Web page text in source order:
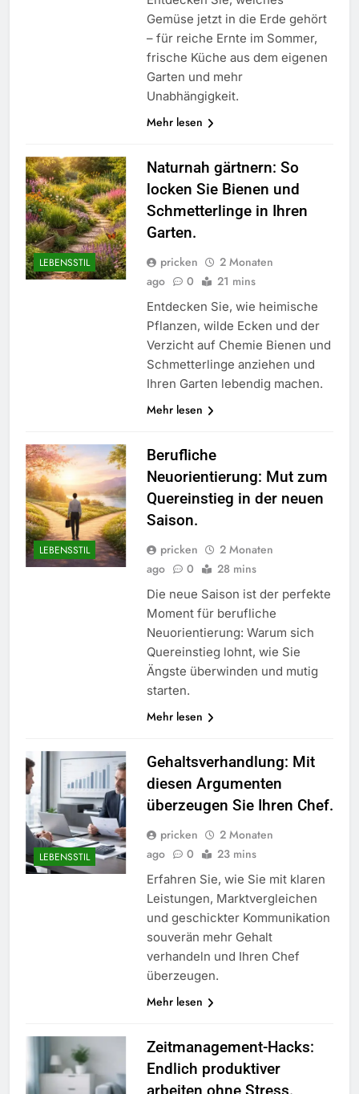
Gemüse jetzt in die Erde gehört
– für reiche Ernte im Sommer,
frische Küche aus dem eigenen
Garten und mehr
Unabhängigkeit.
Mehr lesen
LEBENSSTIL
Naturnah gärtnern: So
locken Sie Bienen und
Schmetterlinge in Ihren
Garten.
pricken
2 Monaten
ago
0 21 mins
Entdecken Sie, wie heimische
Pflanzen, wilde Ecken und der
Verzicht auf Chemie Bienen und
Schmetterlinge anziehen und
Ihren Garten lebendig machen.
Mehr lesen
LEBENSSTIL
Berufliche
Neuorientierung: Mut zum
Quereinstieg in der neuen
Saison.
pricken
2 Monaten
ago
0 28 mins
Die neue Saison ist der perfekte
Moment für berufliche
Neuorientierung: Warum sich
Quereinstieg lohnt, wie Sie
Ängste überwinden und mutig
starten.
Mehr lesen
LEBENSSTIL
Gehaltsverhandlung: Mit
diesen Argumenten
überzeugen Sie Ihren Chef.
pricken
2 Monaten
ago
0 23 mins
Erfahren Sie, wie Sie mit klaren
Leistungen, Marktvergleichen
und geschickter Kommunikation
souverän mehr Gehalt
verhandeln und Ihren Chef
überzeugen.
Mehr lesen
Zeitmanagement-Hacks:
Endlich produktiver
arbeiten ohne Stress.